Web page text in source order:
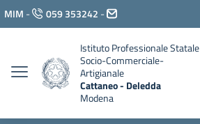
Vai ai contenuti
Vai al menu di navigazione
Vai al footer
MIM - 059 353242 -
Istituto Professionale Statale
Socio-Commerciale-
Artigianale
Cattaneo - Deledda
Modena